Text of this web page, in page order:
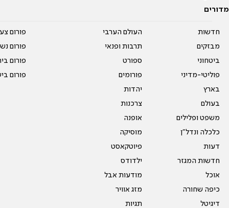
מדורים
חדשות
מבזקים
ביטחוני
פוליטי-מדיני
בארץ
בעולם
משפט ופלילים
כלכלה ונדל"ן
דעות
חדשות המגזר
אוכל
כיפה שחורה
דיגיטל
העולם הערבי
תרבות ופנאי
ספורט
פורומים
יהדות
צרכנות
אופנה
מוסיקה
פיוטקאסט
ילדודס
מודעות אבל
מזג אוויר
תגיות
פורום
פורום
פורום
פורום